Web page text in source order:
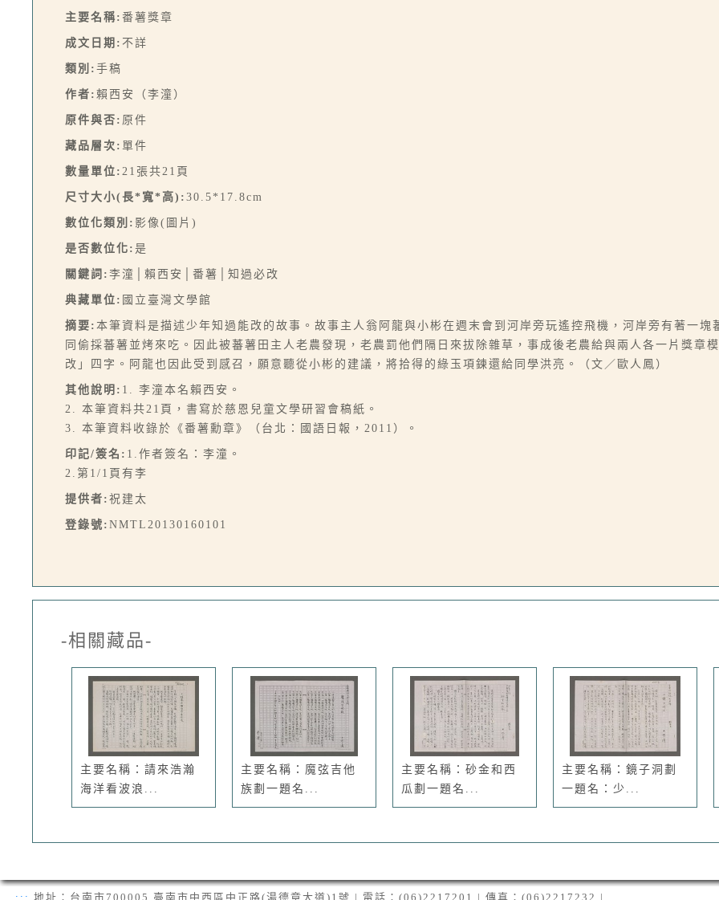
主要名稱: 番薯獎章
成文日期: 不詳
類別: 手稿
作者: 賴西安（李潼）
原件與否: 原件
藏品層次: 單件
數量單位: 21張共21頁
尺寸大小(長*寬*高): 30.5*17.8cm
數位化類別: 影像(圖片)
是否數位化: 是
關鍵詞: 李潼│賴西安│番薯│知過必改
典藏單位: 國立臺灣文學館
摘要: 本筆資料是描述少年知過能改的故事。故事主人翁阿龍與小彬在週末會到河岸旁玩遙控飛機，河岸旁有著一
同偷採蕃薯並烤來吃。因此被蕃薯田主人老農發現，老農罰他們隔日來拔除雜草，事成後老農給與兩人各一片獎章
改」四字。阿龍也因此受到感召，願意聽從小彬的建議，將拾得的綠玉項鍊還給同學洪亮。（文／歐人鳳）
其他說明: 1. 李潼本名賴西安。
2. 本筆資料共21頁，書寫於慈恩兒童文學研習會稿紙。
3. 本筆資料收錄於《番薯勳章》（台北：國語日報，2011）。
印記/簽名: 1.作者簽名：李潼。
2.第1/1頁有李
提供者: 祝建太
登錄號: NMTL20130160101
-相關藏品-
主要名稱：請來浩瀚
海洋看波浪...
主要名稱：魔弦吉他
族劃一題名...
主要名稱：砂金和西
瓜劃一題名...
主要名稱：鏡子洞劃
一題名：少...
::: 地址：台南市700005 臺南市中西區中正路(湯德章大道)1號 | 電話：(06)2217201 | 傳真：(06)2217232 |